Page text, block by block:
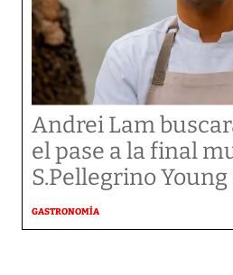
Andrei Lam
el pase a la final
S.Pellegrino Young
GASTRONOMÍA